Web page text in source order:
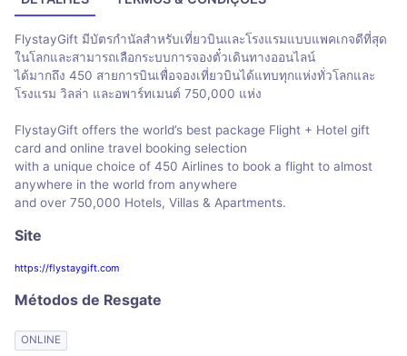
FlystayGift มีบัตรกำนัลสำหรับเที่ยวบินและโรงแรมแบบแพคเกจดีที่สุด
ในโลกและสามารถเลือกระบบการจองตั๋วเดินทางออนไลน์
ได้มากถึง 450 สายการบินเพื่อจองเที่ยวบินได้แทบทุกแห่งทั่วโลกและ
โรงแรม วิลล่า และอพาร์ทเมนต์ 750,000 แห่ง
FlystayGift offers the world’s best package Flight + Hotel gift
card and online travel booking selection
with a unique choice of 450 Airlines to book a flight to almost
anywhere in the world from anywhere
and over 750,000 Hotels, Villas & Apartments.
Site
https://flystaygift.com
Métodos de Resgate
ONLINE